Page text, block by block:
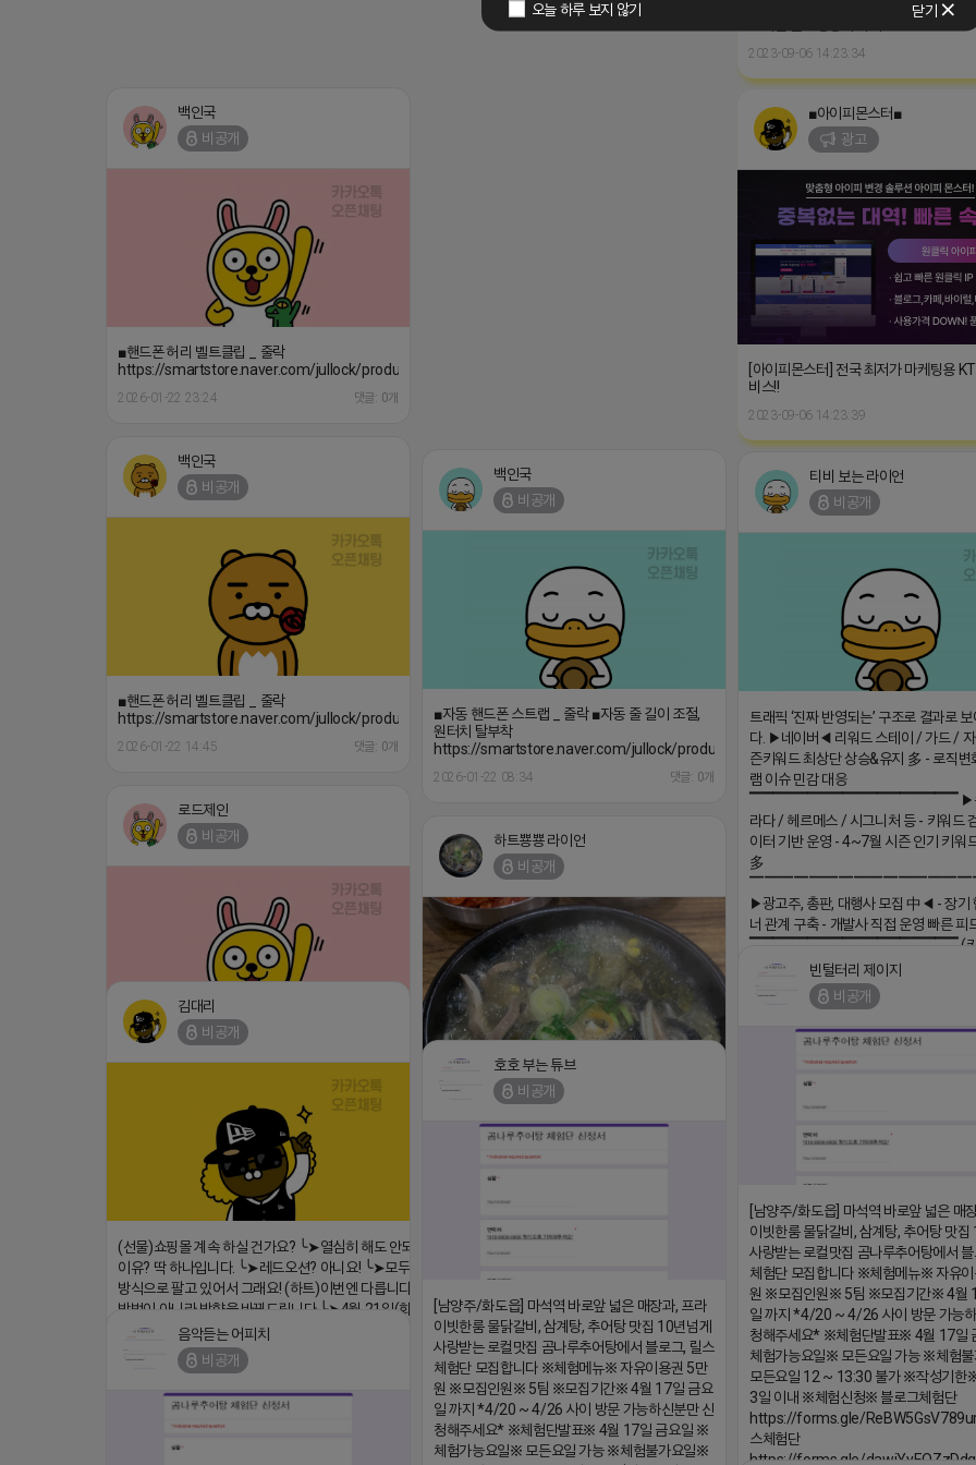
오늘 하루 보지 않기 닫기
▤자동블로그배포 및 자동인스타배포,
2023-09-06 14:23:34
백인국
비공개
■핸드폰 허리 벨트클립 _ 줄락
https://smartstore.naver.com/jullock/products/9086955911
2026-01-22 23:24 댓글: 0개
■아이피몬스터■
광고
[아이피몬스터] 전국 최저가 마케팅용
비스!!
2023-09-06 14:23:39
백인국
비공개
■핸드폰 허리 벨트클립 _ 줄락
https://smartstore.naver.com/jullock/products/9086955911
2026-01-22 14:45 댓글: 0개
백인국
비공개
■자동 핸드폰 스트랩 _ 줄락 ■자동 줄 길이 조절,
원터치 탈부착
https://smartstore.naver.com/jullock/products/9086077842
2026-01-22 08:34 댓글: 0개
티비 보는 라이언
비공개
트래픽 ‘진짜 반영되는’ 구조로 결과로
다. ▶네이버◀ 리워드 스테이 / 가드 /
즌키워드 최상단 상승&유지 多 - 로직변
램 이슈 민감 대응
▔▔▔▔▔▔▔▔▔▔▔▔▔▔▔▔▔▔ ▶
라다 / 헤르메스 / 시그니처 등 - 키워드
이터 기반 운영 - 4~7월 시즌 인기 키워
多
▶광고주, 총판, 대행사 모집 中◀ - 장기
너 관계 구축 - 개발사 직접 운영 빠른 피
▔▔▔▔▔▔▔▔▔▔▔▔▔▔▔▔▔▔ (카
회사 더 풀림 https://더풀림상담
더풀림상담.enn.kr
로드제인
비공개
⛔️ 투자금 0원 부업 ➡️ 내일 밤 9시 ⛔️
댓글:20개
하트뿅뿅 라이언
비공개
https://m.blog.naver.com/wlgus1647/224253846149
2026-04-18 17:23
빈털터리 제이지
비공개
[남양주/화도읍] 마석역 바로앞 넓은 매
이빗한룸 물닭갈비, 삼계탕, 추어탕 맛
사랑받는 로컬맛집 곰나루추어탕에서
체험단 모집합니다 ※체험메뉴※ 자유
원 ※모집인원※ 5팀 ※모집기간※ 4월
일 까지 *4/20 ~ 4/26 사이 방문 가능
청해주세요* ※체험단발표※ 4월 17일
체험가능요일※ 모든요일 가능 ※체험
모든요일 12 ~ 13:30 불가 ※작성기한
3일 이내 ※체험신청※ 블로그체험단
https://forms.gle/
스체험단
https://forms.gle/
김대리
비공개
(선물)쇼핑몰 계속 하실 건가요? ╰➤열심히 해도 안되는
이유? 딱 하나입니다. ╰➤레드오션? 아니요! ╰➤모두 같은
방식으로 팔고 있어서 그래요! (하트)이번엔 다릅니다. ╰➤
방법이 아니라 방향을 바꿔드립니다 ╰➤4월 21일(화) 저
녁9시 ╰➤지금 구조를 바꿀 마지막 기회
https://blog.naver.com/eocomim/224250518436
호호 부는 튜브
비공개
[남양주/화도읍] 마석역 바로앞 넓은 매장과, 프라
이빗한룸 물닭갈비, 삼계탕, 추어탕 맛집 10년넘게
사랑받는 로컬맛집 곰나루추어탕에서 블로그, 릴스
체험단 모집합니다 ※체험메뉴※ 자유이용권 5만
원 ※모집인원※ 5팀 ※모집기간※ 4월 17일 금요
일 까지 *4/20 ~ 4/26 사이 방문 가능하신분만 신
청해주세요* ※체험단발표※ 4월 17일 금요일 ※
체험가능요일※ 모든요일 가능 ※체험불가요일※
음악듣는 어피치
비공개